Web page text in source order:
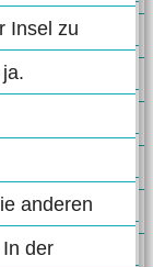
Insel zu
anderen
der